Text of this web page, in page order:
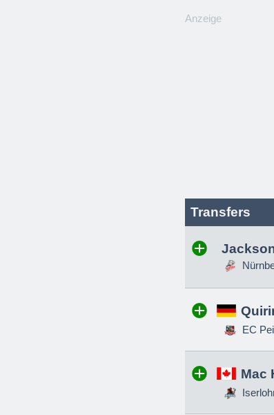
Anzeige
Transfers
EC
Mac